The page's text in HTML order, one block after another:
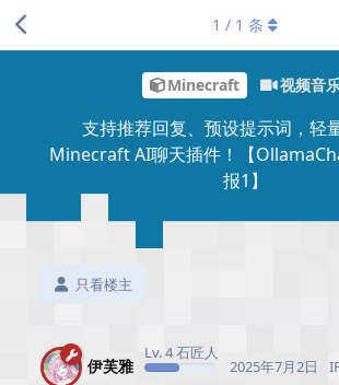
Minecraft 视频音
支持推荐回复、预设提示词，轻
Minecraft AI聊天插件！【
报1】
只看楼主
1 / 1 条
伊芙雅
Lv. 4 石匠人
2025年7月2日